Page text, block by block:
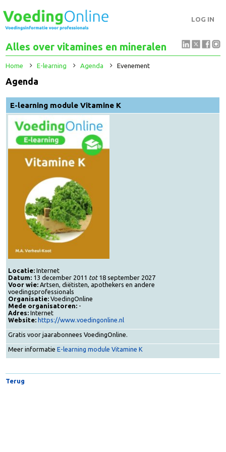
LOG IN
Alles over vitamines en mineralen
Home E-learning Agenda Evenement
Agenda
E-learning module Vitamine K
Locatie:Internet
Datum:13 december 2011
Voor wie:Artsen, diëtisten, apothekers en andere
voedingsprofessionals
Organisatie:VoedingOnline
Mede organisatoren:-
Adres:Internet
Website: https://www.voedingonline.nl
Gratis voor jaarabonnees VoedingOnline.